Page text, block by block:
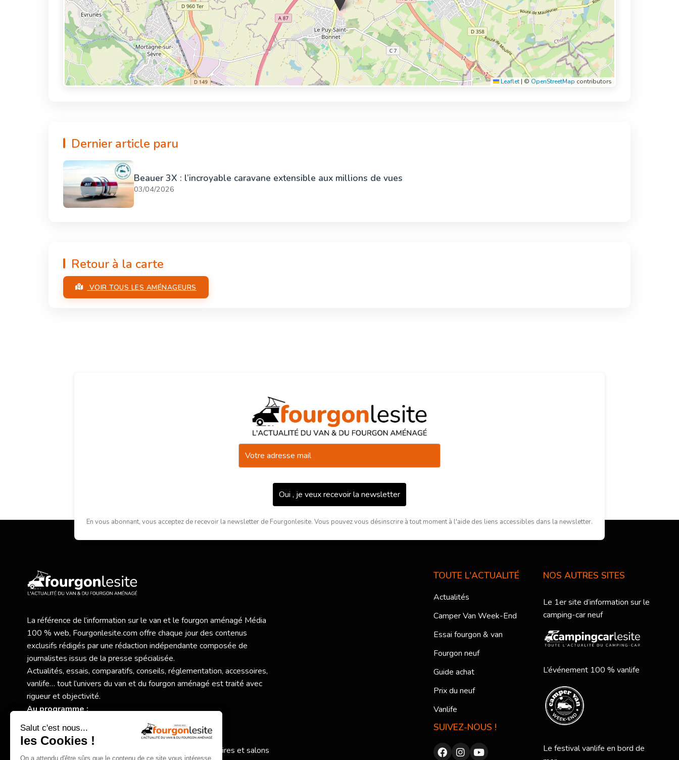
Leaflet | ©OpenStreetMap contributors
Dernier article paru
Beauer 3X : l’incroyable caravane extensible aux millions de vues
03/04/2026
Retour à la carte
VOIR TOUS LES AMÉNAGEURS
Oui , je veux recevoir la newsletter
En vous abonnant, vous acceptez de recevoir la newsletter de Fourgonlesite. Vous pouvez vous désinscrire à tout moment à l'aide des liens accessibles dans la newsletter.
La référence de l’information sur le van et le fourgon aménagé Média
100 % web, Fourgonlesite.com offre chaque jour des contenus
exclusifs rédigés par une rédaction indépendante composée de
journalistes issus de la presse spécialisée.
Actualités, essais, comparatifs, conseils, réglementation, accessoires,
vanlife… tout l’univers du van et du fourgon aménagé est traité avec
rigueur et objectivité.
Au programme :
Nouveaux modèles et essais exclusifs,
Comparatifs et conseils pratiques pour bien choisir,
Actualité des constructeurs, réglementation, accessoires et salons
TOUTE L'ACTUALITÉ
Actualités
Camper Van Week-End
Essai fourgon & van
Fourgon neuf
Guide achat
Prix du neuf
Vanlife
SUIVEZ-NOUS !
NOS AUTRES SITES
Le 1er site d’information sur le
camping-car neuf
L’événement 100 % vanlife
Le festival vanlife en bord de